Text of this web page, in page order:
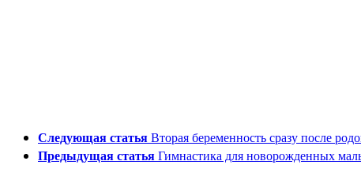
Следующая статьяВторая беременность сразу после
Предыдущая статьяГимнастика для новорожденных